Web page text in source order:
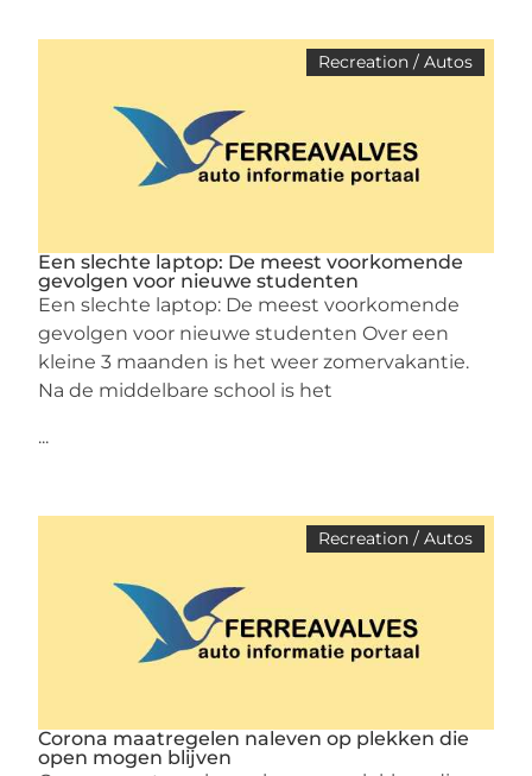
Recreation / Autos
Een slechte laptop: De meest voorkomende
gevolgen voor nieuwe studenten
Een slechte laptop: De meest voorkomende
gevolgen voor nieuwe studenten Over een
kleine 3 maanden is het weer zomervakantie.
Na de middelbare school is het
...
Recreation / Autos
Corona maatregelen naleven op plekken die
open mogen blijven